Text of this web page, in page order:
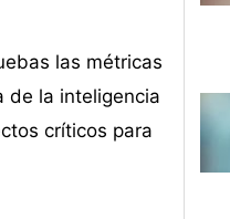
las métricas
de la inteligencia
críticos para